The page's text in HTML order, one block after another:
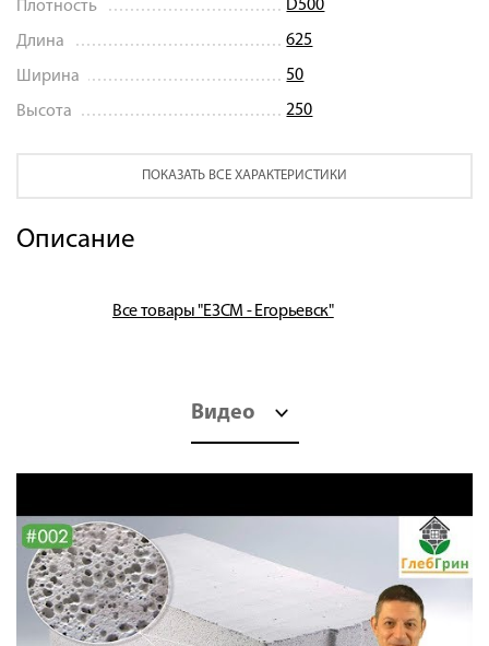
Плотность D500
Длина 625
Ширина 50
Высота 250
ПОКАЗАТЬ ВСЕ ХАРАКТЕРИСТИКИ
Описание
Все товары "ЕЗСМ - Егорьевск"
Видео